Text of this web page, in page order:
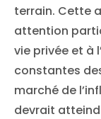
terrain. Cette
attention
vie privée et à
constantes
marché de
devrait